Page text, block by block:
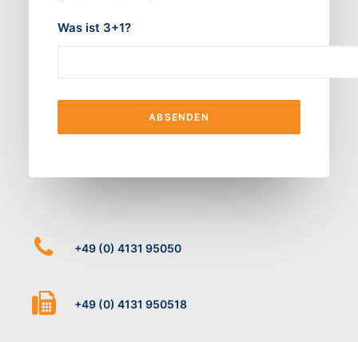
Was ist 3+1?
+49 (0) 4131 95050
+49 (0) 4131 950518